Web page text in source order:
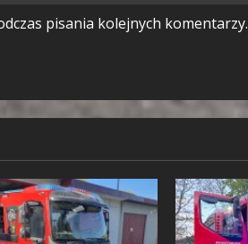
pisania kolejnych komentarzy.